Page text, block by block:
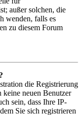
außer solchen, die
wenden, falls es
zu diesem Forum
die Registrierung
keine neuen Benutzer
sein, dass Ihre IP-
Sie sich registrieren